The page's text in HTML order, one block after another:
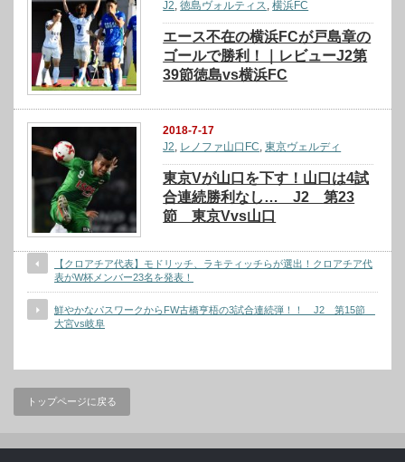
J2 ,徳島ヴォルティス ,横浜FC
エース不在の横浜FCが戸島章の
ゴールで勝利！｜レビューJ2第
39節徳島vs横浜FC
2018-7-17
J2, レノファ山口FC,東京ヴェルディ
東京Vが山口を下す！山口は4試
合連続勝利なし… J2 第23
節 東京Vvs山口
【クロアチア代表】モドリッチ、ラキティッチらが選出！クロアチア代
表がW杯メンバー23名を発表！
鮮やかなパスワークからFW古橋亨梧の3試合連続弾！！ J2 第15節
大宮vs岐阜
トップページに戻る